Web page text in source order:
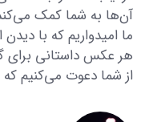
آن‌ها به شما کمک می‌کند
ما امیدواریم که با
هر عکس داستانی برای
از شما دعوت می‌کنیم که